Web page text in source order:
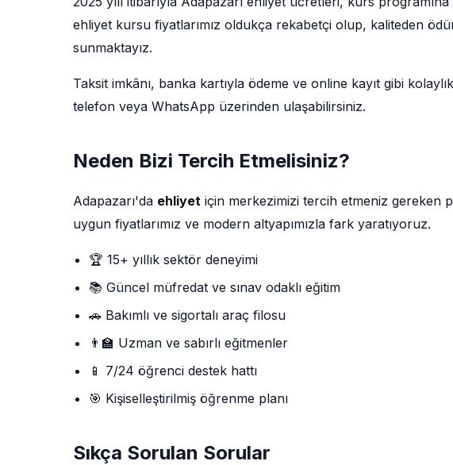
ehliyet kursu fiyatlarımız oldukça rekabetçi olup, kaliteden
sunmaktayız.
Taksit imkânı, banka kartıyla ödeme ve online kayıt gibi
telefon veya WhatsApp üzerinden ulaşabilirsiniz.
Neden Bizi Tercih Etmelisiniz?
Adapazarı'da ehliyet için merkezimizi tercih etmeniz gereken
uygun fiyatlarımız ve modern altyapımızla fark yaratıyoruz.
🏆 15+ yıllık sektör deneyimi
📚 Güncel müfredat ve sınav odaklı eğitim
🚗 Bakımlı ve sigortalı araç filosu
👨‍🏫 Uzman ve sabırlı eğitmenler
📱 7/24 öğrenci destek hattı
🎯 Kişiselleştirilmiş öğrenme planı
Sıkça Sorulan Sorular